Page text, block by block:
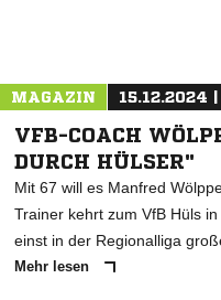
MAGAZIN 15.12.2024
VFB-COACH
DURCH HÜLSER"
Mit 67 will es Manfred
Trainer kehrt zum VfB Hüls
einst in der Regionalliga
Mehr lesen